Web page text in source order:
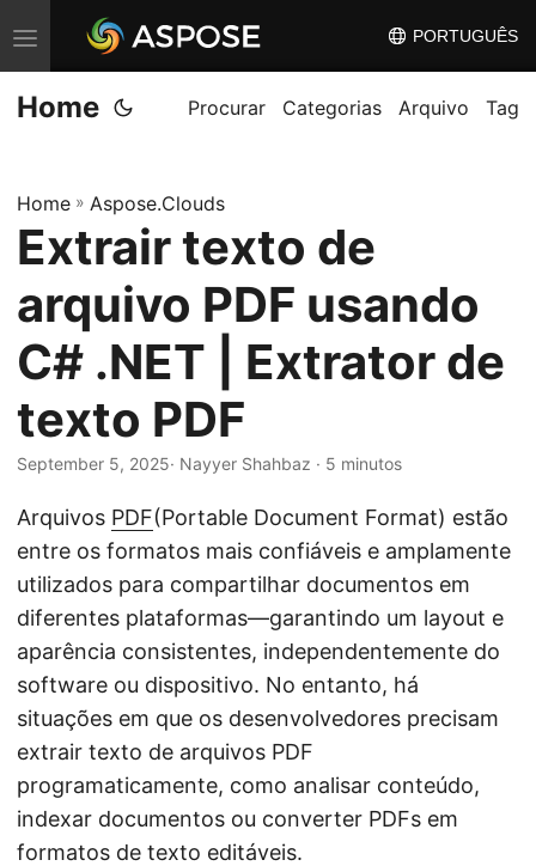
A
l
t
n
a
n
a
v
e
g
a
ç
ã
o
PORTUGUÊS
Home Procurar Categorias Arquivo Tag
Home » Aspose.Clouds
Extrair texto de
arquivo PDF usando
C# .NET | Extrator de
texto PDF
September 5, 2025· Nayyer Shahbaz · 5 minutos
Arquivos PDF(Portable Document Format) estão
entre os formatos mais confiáveis e amplamente
utilizados para compartilhar documentos em
diferentes plataformas—garantindo um layout e
aparência consistentes, independentemente do
software ou dispositivo. No entanto, há
situações em que os desenvolvedores precisam
extrair texto de arquivos PDF
programaticamente, como analisar conteúdo,
indexar documentos ou converter PDFs em
formatos de texto editáveis.